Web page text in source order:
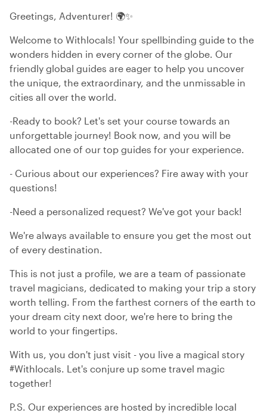
Greetings, Adventurer! 🌍✨
Welcome to Withlocals! Your spellbinding guide to the
wonders hidden in every corner of the globe. Our
friendly global guides are eager to help you uncover
the unique, the extraordinary, and the unmissable in
cities all over the world.
-Ready to book? Let's set your course towards an
unforgettable journey! Book now, and you will be
allocated one of our top guides for your experience.
- Curious about our experiences? Fire away with your
questions!
-Need a personalized request? We've got your back!
We're always available to ensure you get the most out
of every destination.
This is not just a profile, we are a team of passionate
travel magicians, dedicated to making your trip a story
worth telling. From the farthest corners of the earth to
your dream city next door, we're here to bring the
world to your fingertips.
With us, you don't just visit - you live a magical story
#Withlocals. Let's conjure up some travel magic
together!
P.S. Our experiences are hosted by incredible local